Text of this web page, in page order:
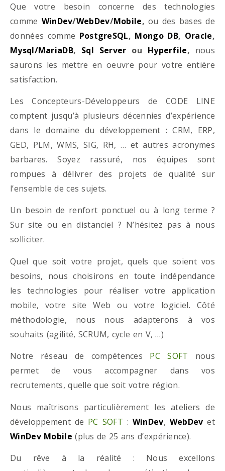
Que votre besoin concerne des technologies
comme WinDev/WebDev/Mobile, ou des bases de
données comme PostgreSQL, Mongo DB, Oracle,
Mysql/MariaDB, Sql Server ou Hyperfile, nous
saurons les mettre en oeuvre pour votre entière
satisfaction.
Les Concepteurs-Développeurs de CODE LINE
comptent jusqu’à plusieurs décennies d’expérience
dans le domaine du développement : CRM, ERP,
GED, PLM, WMS, SIG, RH, … et autres acronymes
barbares. Soyez rassuré, nos équipes sont
rompues à délivrer des projets de qualité sur
l’ensemble de ces sujets.
Un besoin de renfort ponctuel ou à long terme ?
Sur site ou en distanciel ? N’hésitez pas à nous
solliciter.
Quel que soit votre projet, quels que soient vos
besoins, nous choisirons en toute indépendance
les technologies pour réaliser votre application
mobile, votre site Web ou votre logiciel. Côté
méthodologie, nous nous adapterons à vos
souhaits (agilité, SCRUM, cycle en V, …)
Notre réseau de compétences PC SOFT nous
permet de vous accompagner dans vos
recrutements, quelle que soit votre région.
Nous maîtrisons particulièrement les ateliers de
développement de PC SOFT : WinDev, WebDev et
WinDev Mobile (plus de 25 ans d’expérience).
Du rêve à la réalité : Nous excellons